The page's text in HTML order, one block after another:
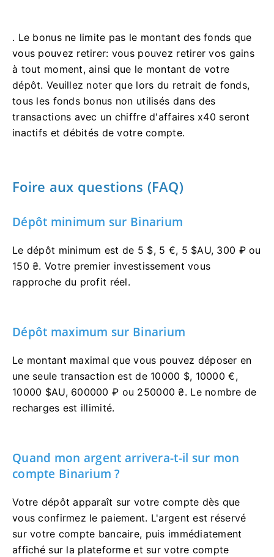
. Le bonus ne limite pas le montant des fonds que
vous pouvez retirer: vous pouvez retirer vos gains
à tout moment, ainsi que le montant de votre
dépôt. Veuillez noter que lors du retrait de fonds,
tous les fonds bonus non utilisés dans des
transactions avec un chiffre d'affaires x40 seront
inactifs et débités de votre compte.
Foire aux questions (FAQ)
Dépôt minimum sur Binarium
Le dépôt minimum est de 5 $, 5 €, 5 $AU, 300 ₽ ou
150 ₴. Votre premier investissement vous
rapproche du profit réel.
Dépôt maximum sur Binarium
Le montant maximal que vous pouvez déposer en
une seule transaction est de 10000 $, 10000 €,
10000 $AU, 600000 ₽ ou 250000 ₴. Le nombre de
recharges est illimité.
Quand mon argent arrivera-t-il sur mon
compte Binarium ?
Votre dépôt apparaît sur votre compte dès que
vous confirmez le paiement. L'argent est réservé
sur votre compte bancaire, puis immédiatement
affiché sur la plateforme et sur votre compte